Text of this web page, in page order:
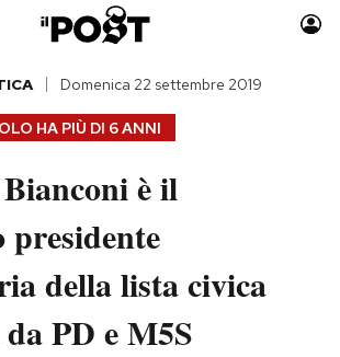
Auto
Moda
Consumismi
Storie/Idee
Media
HA PIÙ DI 6 ANNI
Domenica 22 settembre 2019
è il
presidente
della lista civica
PD e M5S